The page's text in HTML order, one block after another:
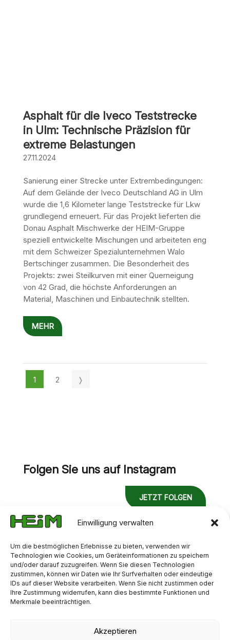
Einwilligung verwalten
Um die bestmöglichen Erlebnisse zu bieten, verwenden wir
Technologien wie Cookies, um Geräteinformationen zu speichern
und/oder darauf zuzugreifen. Wenn Sie diesen Technologien
zustimmen, können wir Daten wie Ihr Surfverhalten oder eindeutige
IDs auf dieser Website verarbeiten. Wenn Sie nicht zustimmen oder
Ihre Zustimmung widerrufen, kann dies bestimmte Funktionen und
Merkmale beeinträchtigen.
Akzeptieren
Asphalt für die Iveco Teststrecke
in Ulm: Technische Präzision für
extreme Belastungen
27.11.2024
Sanierung einer Strecke unter Extrembedingungen:
Auf dem Gelände der Iveco Deutschland AG in Ulm
wurde die 1,6 Kilometer lange Teststrecke für Lkw
grundlegend erneuert. Für das Projekt lieferten die
Donau Asphalt Mischwerke der HEIM-Gruppe
speziell entwickelte Mischungen und arbeiteten eng
mit dem Schweizer Spezialunternehmen Walo
Bertschinger zusammen. Die Besonderheit des
Projekts: zwei Steilkurven mit einer Querneigung
von 42 Grad, die höchste Anforderungen an
Material, Maschinen und Einbautechnik stellten.
MEHR
1 2 ❭
Folgen Sie uns auf Instagram
JETZT FOLGEN